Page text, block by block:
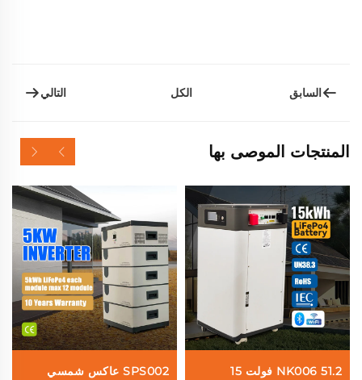
السابق الكل التالي
المنتجات الموصى بها
NK006 51.2 فولت 15
SPS002 عاكس شمسي